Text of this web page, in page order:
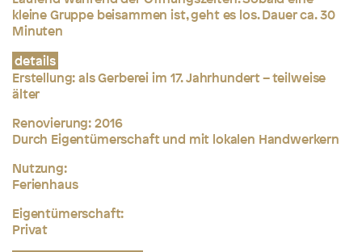
kleine Gruppe beisammen ist, geht es los. Dauer ca. 30
Minuten
details
Erstellung: als Gerberei im 17. Jahrhundert – teilweise
älter
Renovierung: 2016
Durch Eigentümerschaft und mit lokalen Handwerkern
Nutzung:
Ferienhaus
Eigentümerschaft:
Privat